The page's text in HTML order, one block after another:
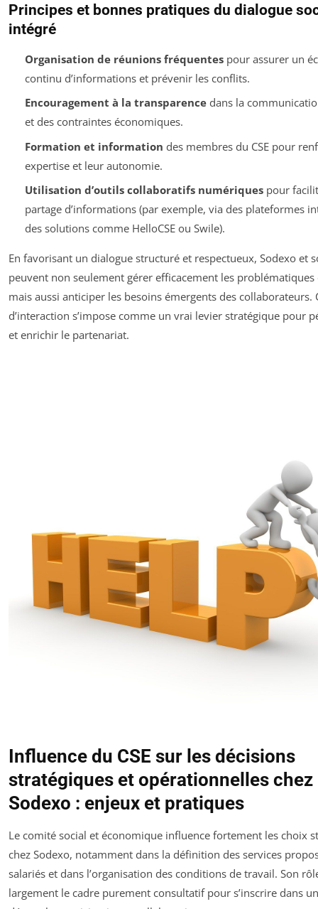
Principes et bonnes pratiques du dialogue
intégré
Organisation de réunions fréquentespour assurer un
continu d’informations et prévenir les conflits.
Encouragement à la transparencedans la
et des contraintes économiques.
Formation et information des membres du CSE pour
expertise et leur autonomie.
Utilisation d’outils collaboratifs numériquespour
partage d’informations (par exemple, via des plateformes
des solutions comme HelloCSE ou Swile).
En favorisant un dialogue structuré et respectueux, Sodexo et
peuvent non seulement gérer efficacement les problématiques
mais aussi anticiper les besoins émergents des collaborateurs.
d’interaction s’impose comme un vrai levier stratégique pour
et enrichir le partenariat.
Influence du CSE sur les décisions
stratégiques et opérationnelles chez
Sodexo : enjeux et pratiques
Le comité social et économique influence fortement les choix
chez Sodexo, notamment dans la définition des services
salariés et dans l’organisation des conditions de travail. Son
largement le cadre purement consultatif pour s’inscrire dans